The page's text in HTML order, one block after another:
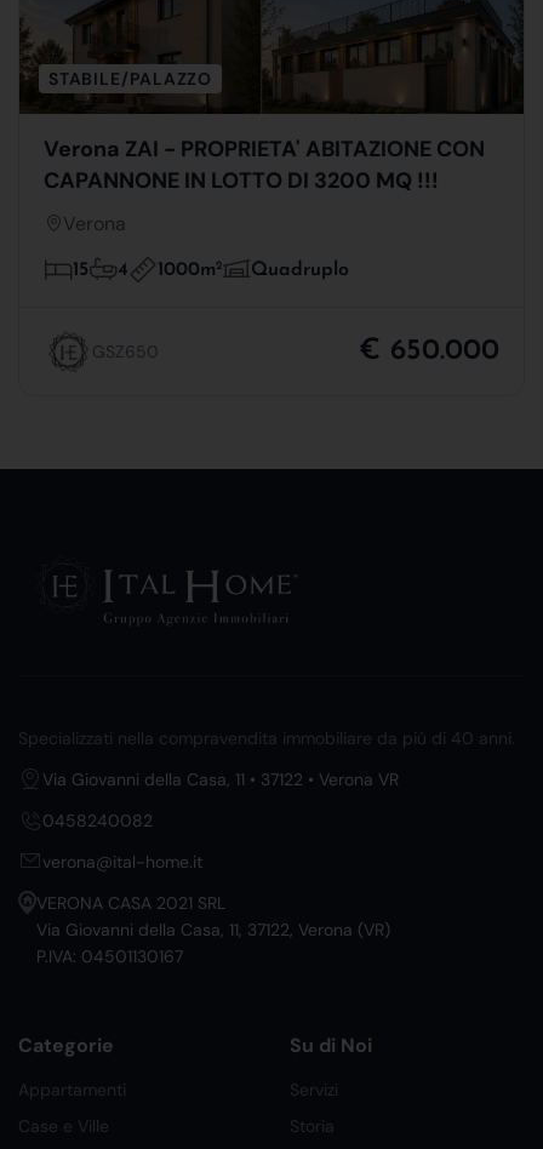
STABILE/PALAZZO
Verona ZAI - PROPRIETA' ABITAZIONE CON
CAPANNONE IN LOTTO DI 3200 MQ !!!
Verona
15 4 1000m2 Quadruplo
GSZ650 € 650.000
Specializzati nella compravendita immobiliare da più di 40 anni.
Via Giovanni della Casa, 11 • 37122 • Verona VR
0458240082
verona@ital-home.it
VERONA CASA 2021 SRL
Via Giovanni della Casa, 11, 37122, Verona (VR)
P.IVA: 04501130167
Categorie
Appartamenti
Case e Ville
Su di Noi
Servizi
Storia